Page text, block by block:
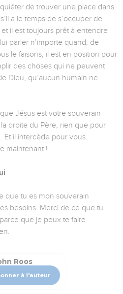
de trouver une place dans
a le temps de s’occuper de
il est toujours prêt à entendre
parler n’importe quand, de
le faisons, il est en position pour
des choses qui ne peuvent
Dieu, qu’aucun humain ne
Jésus est votre souverain
droite du Père, rien que pour
Et il intercède pour vous.
maintenant !
que tu es mon souverain
besoins. Merci de ce que tu
que je peux te faire
Roos
à l'auteur